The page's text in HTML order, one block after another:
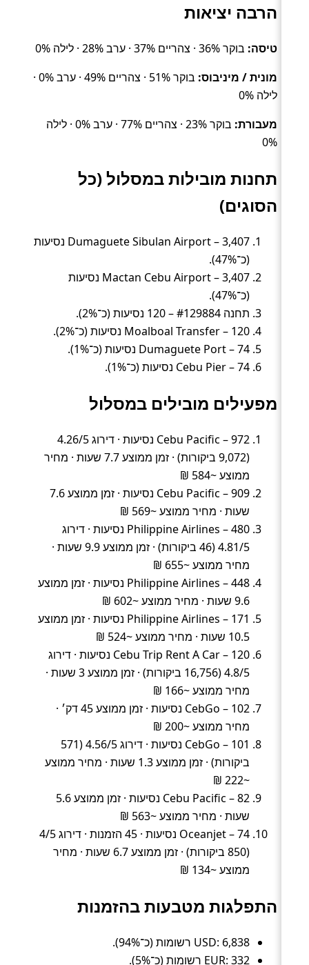
הרבה יציאות
טיסה: בוקר 36% · צהריים 37% · ערב 28% · לילה 0%
מונית / מיניבוס:
בוקר 51% · צהריים 49% · ערב 0% ·
לילה 0%
מעבורת:
בוקר 23% · צהריים 77% · ערב 0% · לילה
0%
תחנות מובילות במסלול (כל
הסוגים)
Dumaguete Sibulan Airport – 3,407 נסיעות
(כ־47%).
Mactan Cebu Airport – 3,407 נסיעות
(כ־47%).
תחנה #129884 – 120 נסיעות (כ־2%).
Moalboal Transfer – 120 נסיעות (כ־2%).
Dumaguete Port – 74 נסיעות (כ־1%).
Cebu Pier – 74 נסיעות (כ־1%).
מפעילים מובילים במסלול
Cebu Pacific – 972 נסיעות · דירוג 4.26/5
(9,072 ביקורות) · זמן ממוצע 7.7 שעות · מחיר
ממוצע ~584 ₪
Cebu Pacific – 909 נסיעות · זמן ממוצע 7.6
שעות · מחיר ממוצע ~569 ₪
Philippine Airlines – 480 נסיעות · דירוג
4.81/5 (46 ביקורות) · זמן ממוצע 9.9 שעות ·
מחיר ממוצע ~655 ₪
Philippine Airlines – 448 נסיעות · זמן ממוצע
9.6 שעות · מחיר ממוצע ~602 ₪
Philippine Airlines – 171 נסיעות · זמן ממוצע
10.5 שעות · מחיר ממוצע ~524 ₪
Cebu Trip Rent A Car – 120 נסיעות · דירוג
4.8/5 (16,756 ביקורות) · זמן ממוצע 3 שעות ·
מחיר ממוצע ~166 ₪
CebGo – 102 נסיעות · זמן ממוצע 45 דק׳ ·
מחיר ממוצע ~200 ₪
CebGo – 101 נסיעות · דירוג 4.56/5 (571
ביקורות) · זמן ממוצע 1.3 שעות · מחיר ממוצע
~222 ₪
Cebu Pacific – 82 נסיעות · זמן ממוצע 5.6
שעות · מחיר ממוצע ~563 ₪
Oceanjet – 74 נסיעות · 45 הזמנות · דירוג 4/5
(850 ביקורות) · זמן ממוצע 6.7 שעות · מחיר
ממוצע ~134 ₪
התפלגות מטבעות בהזמנות
USD: 6,838 רשומות (כ־94%).
EUR: 332 רשומות (כ־5%).